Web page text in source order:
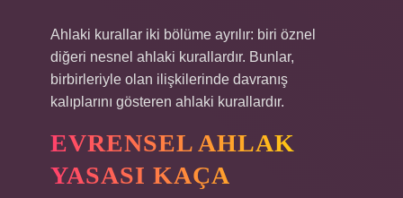
Ahlaki kurallar iki bölüme ayrılır: biri öznel
diğeri nesnel ahlaki kurallardır. Bunlar,
birbirleriyle olan ilişkilerinde davranış
kalıplarını gösteren ahlaki kurallardır.
EVRENSEL AHLAK
YASASI KAÇA